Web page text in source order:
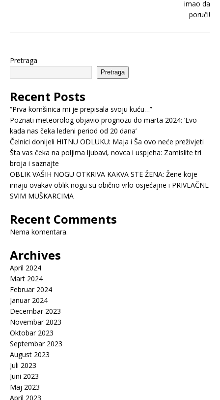
Pretraga
Pretraga
Recent Posts
“Prva komšinica mi je prepisala svoju kuću…”
Poznati meteorolog objavio prognozu do marta 2024: ‘Evo
kada nas čeka ledeni period od 20 dana’
Čelnici donijeli HITNU ODLUKU: Maja i Ša ovo neće preživjeti
Šta vas čeka na poljima ljubavi, novca i uspjeha: Zamislite tri
broja i saznajte
OBLIK VAŠIH NOGU OTKRIVA KAKVA STE ŽENA: Žene koje
imaju ovakav oblik nogu su obično vrlo osjećajne i PRIVLAČNE
SVIM MUŠKARCIMA
Recent Comments
Nema komentara.
Archives
April 2024
Mart 2024
Februar 2024
Januar 2024
Decembar 2023
Novembar 2023
Oktobar 2023
Septembar 2023
August 2023
Juli 2023
Juni 2023
Maj 2023
April 2023